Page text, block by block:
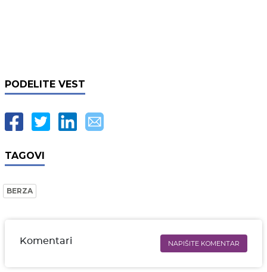
PODELITE VEST
TAGOVI
BERZA
Komentari NAPIŠITE KOMENTAR